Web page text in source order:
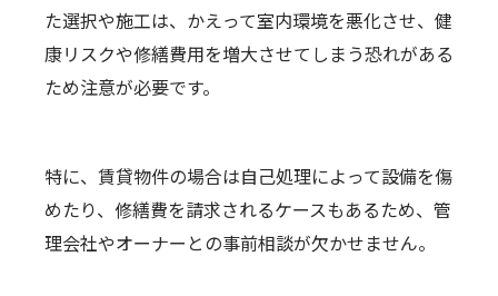
た選択や施工は、かえって室内環境を悪化させ、健
康リスクや修繕費用を増大させてしまう恐れがある
ため注意が必要です。
特に、賃貸物件の場合は自己処理によって設備を傷
めたり、修繕費を請求されるケースもあるため、管
理会社やオーナーとの事前相談が欠かせません。